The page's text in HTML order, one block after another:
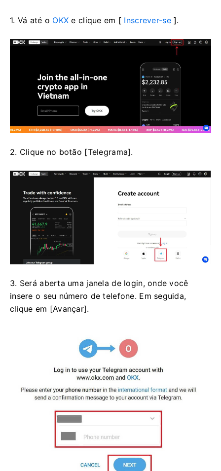
1. Vá até o OKX e clique em [ Inscrever-se].
2. Clique no botão [Telegrama].
3. Será aberta uma janela de login, onde você
insere o seu número de telefone. Em seguida,
clique em [Avançar].